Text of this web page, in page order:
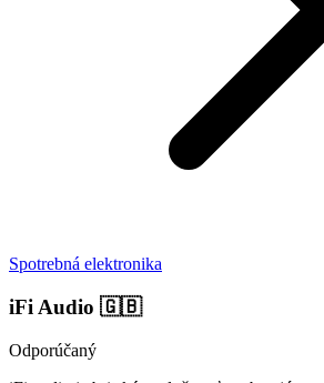
Spotrebná elektronika
iFi Audio 🇬🇧
Odporúčaný